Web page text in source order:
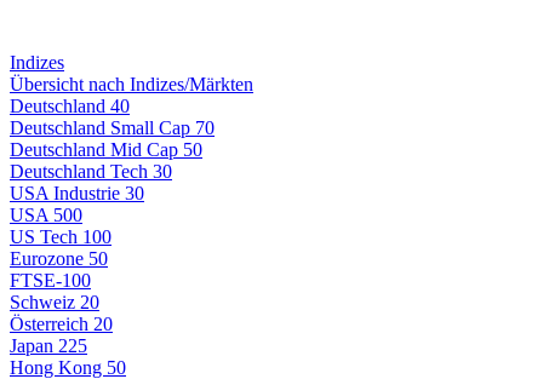
Indizes
Übersicht nach Indizes/Märkten
Deutschland 40
Deutschland Small Cap 70
Deutschland Mid Cap 50
Deutschland Tech 30
USA Industrie 30
USA 500
US Tech 100
Eurozone 50
FTSE-100
Schweiz 20
Österreich 20
Japan 225
Hong Kong 50